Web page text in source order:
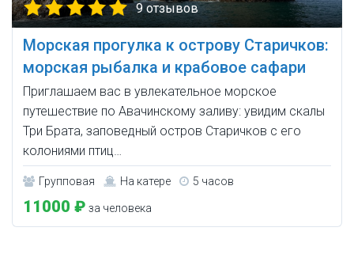
9 отзывов
Морская прогулка к острову Старичков:
морская рыбалка и крабовое сафари
Приглашаем вас в увлекательное морское
путешествие по Авачинскому заливу: увидим скалы
Три Брата, заповедный остров Старичков с его
колониями птиц…
Групповая На катере 5 часов
11000 ₽ за человека